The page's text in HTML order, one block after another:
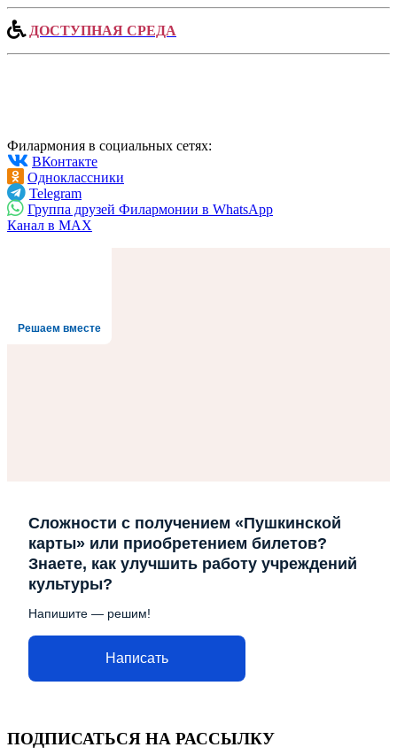
ДОСТУПНАЯ СРЕДА
Филармония в социальных сетях:
ВКонтакте
Одноклассники
Telegram
Группа друзей Филармонии в WhatsApp
Канал в MAX
Решаем вместе
Сложности с получением «Пушкинской
карты» или приобретением билетов?
Знаете, как улучшить работу учреждений
культуры?
Напишите — решим!
Написать
ПОДПИСАТЬСЯ НА РАССЫЛКУ